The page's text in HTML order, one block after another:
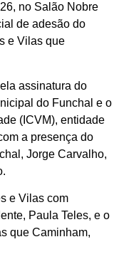
no Salão Nobre
de adesão do
e Vilas que
assinatura do
do Funchal e o
(ICVM), entidade
a presença do
Jorge Carvalho,
e Vilas com
Paula Teles, e o
que Caminham,